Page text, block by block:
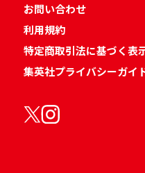
お問い合わせ
利用規約
特定商取引法に基づく表
集英社プライバシーガイ